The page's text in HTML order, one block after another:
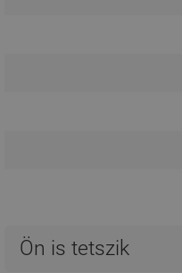
Ön is tetszik